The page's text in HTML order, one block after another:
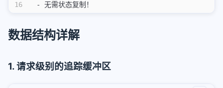
16
  - 无需状态复制！
数据结构详解
1. 请求级别的追踪缓冲区
markdown render preview
test_title
主题外挂标签使用